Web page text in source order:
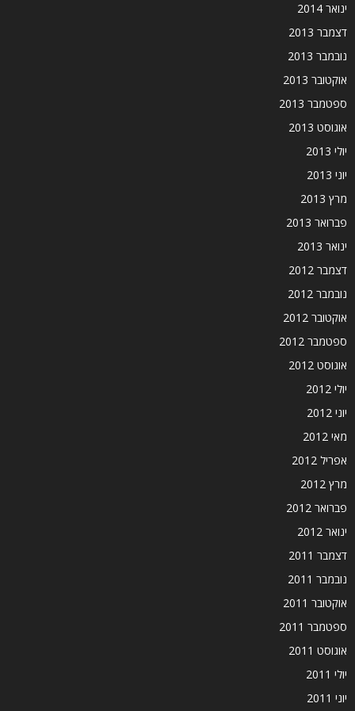
ינואר 2014
דצמבר 2013
נובמבר 2013
אוקטובר 2013
ספטמבר 2013
אוגוסט 2013
יולי 2013
יוני 2013
מרץ 2013
פברואר 2013
ינואר 2013
דצמבר 2012
נובמבר 2012
אוקטובר 2012
ספטמבר 2012
אוגוסט 2012
יולי 2012
יוני 2012
מאי 2012
אפריל 2012
מרץ 2012
פברואר 2012
ינואר 2012
דצמבר 2011
נובמבר 2011
אוקטובר 2011
ספטמבר 2011
אוגוסט 2011
יולי 2011
יוני 2011